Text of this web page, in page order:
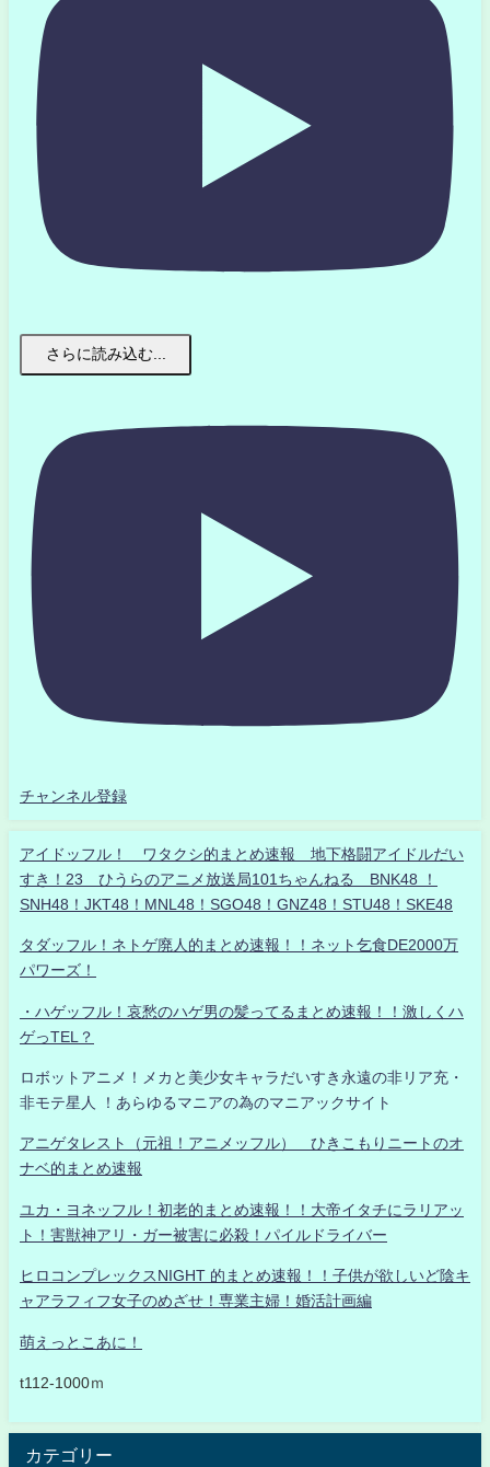
さらに読み込む...
チャンネル登録
アイドッフル！ ワタクシ的まとめ速報 地下格闘アイドルだい
すき！23 ひうらのアニメ放送局101ちゃんねる BNK48 ！
SNH48！JKT48！MNL48！SGO48！GNZ48！STU48！SKE48
タダッフル！ネトゲ廃人的まとめ速報！！ネット乞食DE2000万
パワーズ！
・ハゲッフル！哀愁のハゲ男の髪ってるまとめ速報！！激しくハ
ゲっTEL？
ロボットアニメ！メカと美少女キャラだいすき永遠の非リア充・
非モテ星人 ！あらゆるマニアの為のマニアックサイト
アニゲタレスト（元祖！アニメッフル） ひきこもりニートのオ
ナベ的まとめ速報
ユカ・ヨネッフル！初老的まとめ速報！！大帝イタチにラリアッ
ト！害獣神アリ・ガー被害に必殺！パイルドライバー
ヒロコンプレックスNIGHT 的まとめ速報！！子供が欲しいど陰キ
ャアラフィフ女子のめざせ！専業主婦！婚活計画編
萌えっとこあに！
t112-1000ｍ
カテゴリー